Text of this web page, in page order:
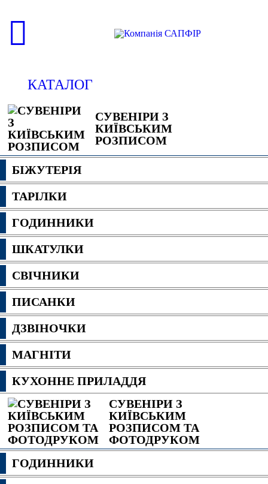
КАТАЛОГ
СУВЕНІРИ З
КИЇВСЬКИМ
РОЗПИСОМ
БІЖУТЕРІЯ
ТАРІЛКИ
ГОДИННИКИ
ШКАТУЛКИ
СВІЧНИКИ
ПИСАНКИ
ДЗВІНОЧКИ
МАГНІТИ
КУХОННЕ ПРИЛАДДЯ
СУВЕНІРИ З
КИЇВСЬКИМ
РОЗПИСОМ ТА
ФОТОДРУКОМ
ГОДИННИКИ